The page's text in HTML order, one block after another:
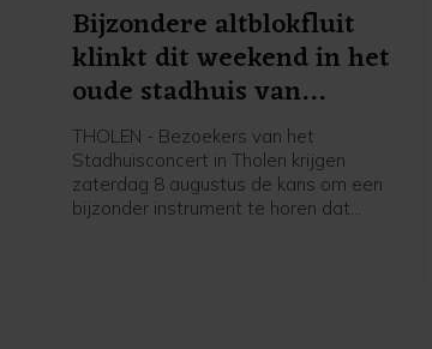
Bijzondere altblokfluit
klinkt dit weekend in het
oude stadhuis van
Tholen
THOLEN - Bezoekers van het
Stadhuisconcert in Tholen krijgen
zaterdag 8 augustus de kans om een
bijzonder instrument te horen dat